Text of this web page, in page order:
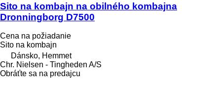
Sito na kombajn na obilného kombajna
Dronningborg D7500
Cena na požiadanie
Sito na kombajn
Dánsko, Hemmet
Chr. Nielsen - Tingheden A/S
Obráťte sa na predajcu